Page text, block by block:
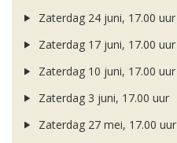
Zaterdag 24 juni, 17.00 uur
Zaterdag 17 juni, 17.00 uur
Zaterdag 10 juni, 17.00 uur
Zaterdag 3 juni, 17.00 uur
Zaterdag 27 mei, 17.00 uur